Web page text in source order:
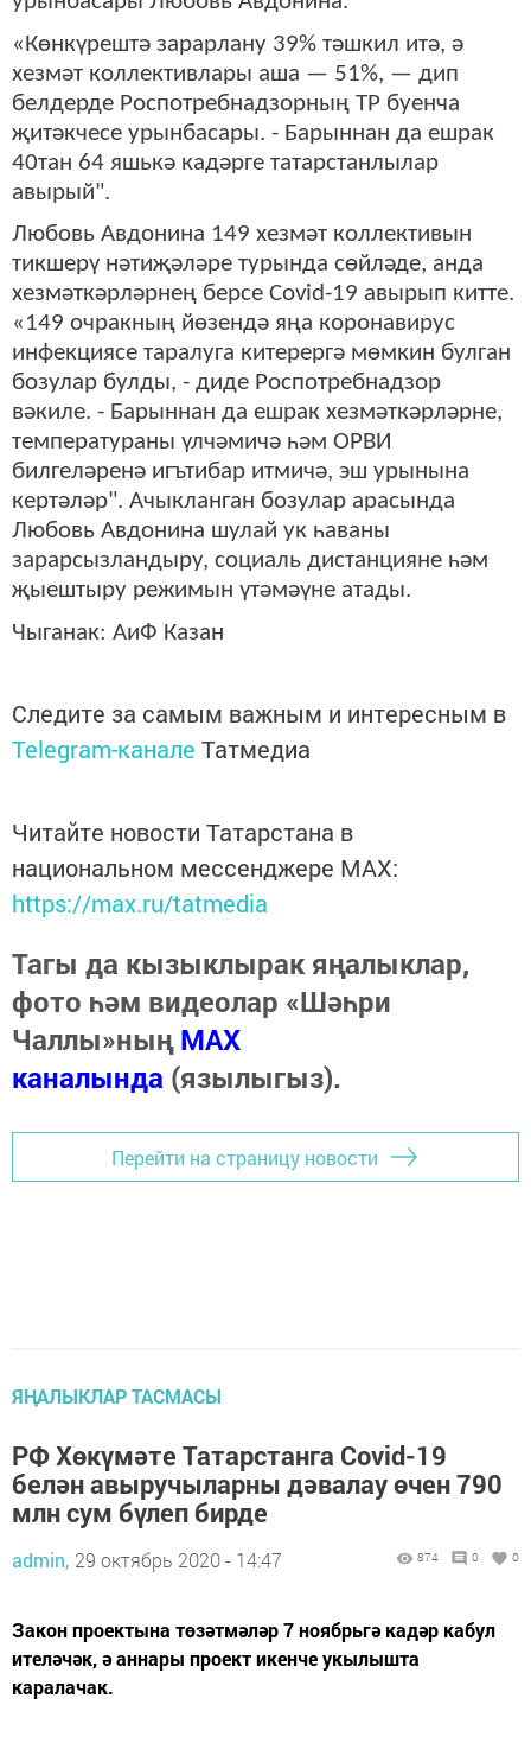
«Көнкүрештә зарарлану 39% тәшкил итә, ә
хезмәт коллективлары аша — 51%, — дип
белдерде Роспотребнадзорның ТР буенча
җитәкчесе урынбасары. - Барыннан да ешрак
40тан 64 яшькә кадәрге татарстанлылар
авырый".
Любовь Авдонина 149 хезмәт коллективын
тикшерү нәтиҗәләре турында сөйләде, анда
хезмәткәрләрнең берсе Covid-19 авырып китте.
«149 очракның йөзендә яңа коронавирус
инфекциясе таралуга китерергә мөмкин булган
бозулар булды, - диде Роспотребнадзор
вәкиле. - Барыннан да ешрак хезмәткәрләрне,
температураны үлчәмичә һәм ОРВИ
билгеләренә игътибар итмичә, эш урынына
кертәләр". Ачыкланган бозулар арасында
Любовь Авдонина шулай ук һаваны
зарарсызландыру, социаль дистанцияне һәм
җыештыру режимын үтәмәүне атады.
Чыганак: АиФ Казан
Следите за самым важным и интересным в
Telegram-канале Татмедиа
Читайте новости Татарстана в
национальном мессенджере MАХ:
https://max.ru/tatmedia
Тагы да кызыклырак яңалыклар,
фото һәм видеолар «Шәһри
Чаллы»ныңMAX
каналында (язылыгыз).
Перейти на страницу новости
ЯҢАЛЫКЛАР ТАСМАСЫ
РФ Хөкүмәте Татарстанга Covid-19
белән авыручыларны дәвалау өчен 790
млн сум бүлеп бирде
admin, 29 октябрь 2020 - 14:47 874 0 0
Закон проектына төзәтмәләр 7 ноябрьгә кадәр кабул
ителәчәк, ә аннары проект икенче укылышта
каралачак.